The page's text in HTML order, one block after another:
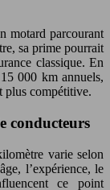
motard parcourant
sa prime pourrait
classique. En
000 km annuels,
plus compétitive.
conducteurs
varie selon
l’expérience, le
ce point